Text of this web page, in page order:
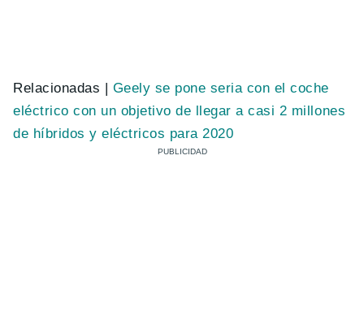
Relacionadas | Geely se pone seria con el coche
eléctrico con un objetivo de llegar a casi 2 millones
de híbridos y eléctricos para 2020